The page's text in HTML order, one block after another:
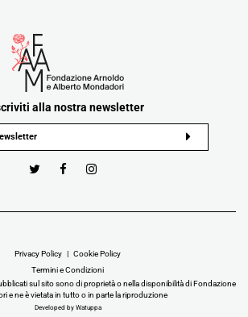
alla nostra newsletter
Privacy Policy
Cookie Policy
Termini e Condizioni
sul sito sono di proprietà o nella disponibilità di Fondazione
e ne è vietata in tutto o in parte la riproduzione
Developed by Watuppa